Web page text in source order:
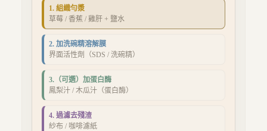
1. 組織勻漿
草莓 / 香蕉 / 雞肝 + 鹽水
2. 加洗碗精溶解膜
界面活性劑（SDS / 洗碗精）
3.（可選）加蛋白酶
鳳梨汁 / 木瓜汁（蛋白酶）
4. 過濾去殘渣
紗布 / 咖啡濾紙